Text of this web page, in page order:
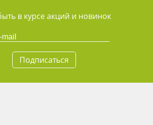
в курсе акций и новинок
Подписаться